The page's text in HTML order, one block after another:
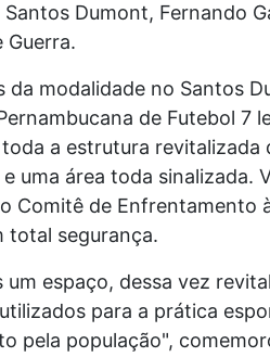
Dumont, Fernando
Guerra.
da modalidade no Santos
de Futebol 7
a estrutura revitalizada
uma área toda sinalizada.
Comitê de Enfrentamento
total segurança.
espaço, dessa vez
para a prática
pela população",